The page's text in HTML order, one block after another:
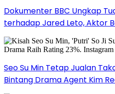
Dokumenter BBC Ungkap
terhadap Jared Leto, Aktor
Seo Su Min Tetap Jualan
Bintang Drama Agent Kim